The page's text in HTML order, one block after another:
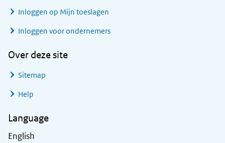
Inloggen op Mijn toeslagen
Inloggen voor ondernemers
Over deze site
Sitemap
Help
Language
English